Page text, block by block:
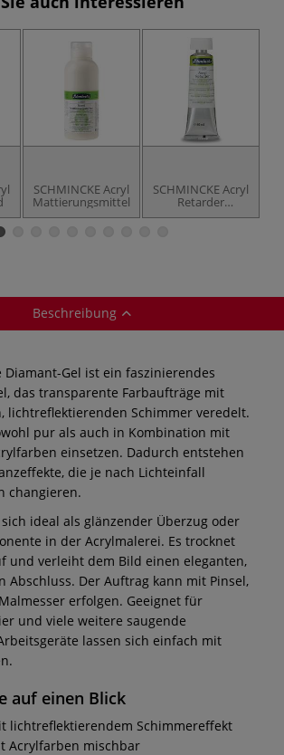
SCHMINCKE Acryl
Mattierungsmittel
SCHMINCKE Acryl
Retarder
Trocknungsverzögerer
Beschreibung
Diamant-Gel ist ein faszinierendes
das transparente Farbaufträge mit
lichtreflektierenden Schimmer veredelt.
pur als auch in Kombination mit
einsetzen. Dadurch entstehen
die je nach Lichteinfall
changieren.
sich ideal als glänzender Überzug oder
in der Acrylmalerei. Es trocknet
und verleiht dem Bild einen eleganten,
Abschluss. Der Auftrag kann mit Pinsel,
erfolgen. Geeignet für
und viele weitere saugende
lassen sich einfach mit
auf einen Blick
lichtreflektierendem Schimmereffekt
Acrylfarben mischbar